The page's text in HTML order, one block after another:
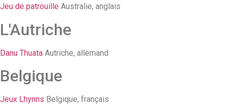
Jeu de patrouille Australie, anglais
L'Autriche
Danu Thuata Autriche, allemand
Belgique
Jeux Lhynns Belgique, français